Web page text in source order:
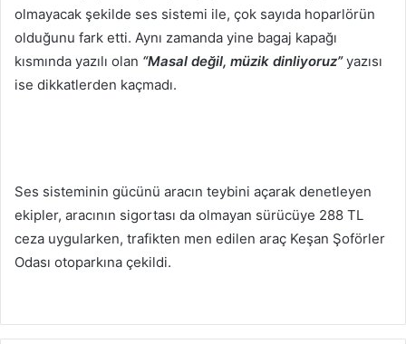
olmayacak şekilde ses sistemi ile, çok sayıda hoparlörün
olduğunu fark etti. Aynı zamanda yine bagaj kapağı
kısmında yazılı olan “Masal değil, müzik dinliyoruz”yazısı
ise dikkatlerden kaçmadı.
Ses sisteminin gücünü aracın teybini açarak denetleyen
ekipler, aracının sigortası da olmayan sürücüye 288 TL
ceza uygularken, trafikten men edilen araç Keşan Şoförler
Odası otoparkına çekildi.